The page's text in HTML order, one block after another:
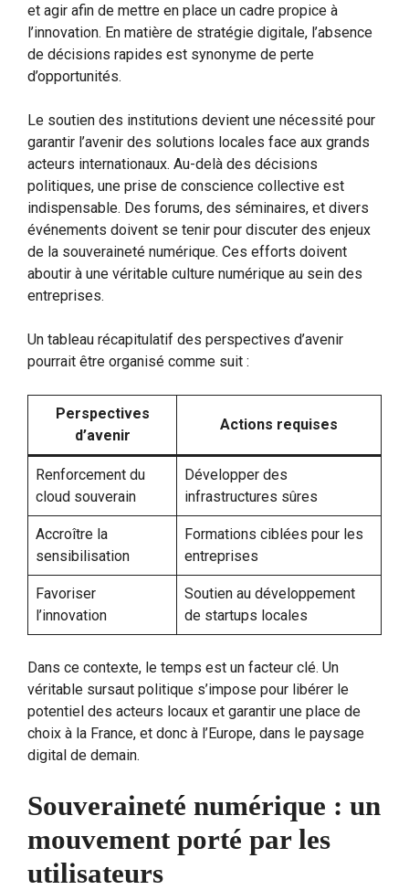
et agir afin de mettre en place un cadre propice à
l’innovation. En matière de stratégie digitale, l’absence
de décisions rapides est synonyme de perte
d’opportunités.
Le soutien des institutions devient une nécessité pour
garantir l’avenir des solutions locales face aux grands
acteurs internationaux. Au-delà des décisions
politiques, une prise de conscience collective est
indispensable. Des forums, des séminaires, et divers
événements doivent se tenir pour discuter des enjeux
de la souveraineté numérique. Ces efforts doivent
aboutir à une véritable culture numérique au sein des
entreprises.
Un tableau récapitulatif des perspectives d’avenir
pourrait être organisé comme suit :
Perspectives
d’avenir
Actions requises
Renforcement du
cloud souverain
Développer des
infrastructures sûres
Accroître la
sensibilisation
Formations ciblées pour les
entreprises
Favoriser
l’innovation
Soutien au développement
de startups locales
Dans ce contexte, le temps est un facteur clé. Un
véritable sursaut politique s’impose pour libérer le
potentiel des acteurs locaux et garantir une place de
choix à la France, et donc à l’Europe, dans le paysage
digital de demain.
Souveraineté numérique : un
mouvement porté par les
utilisateurs